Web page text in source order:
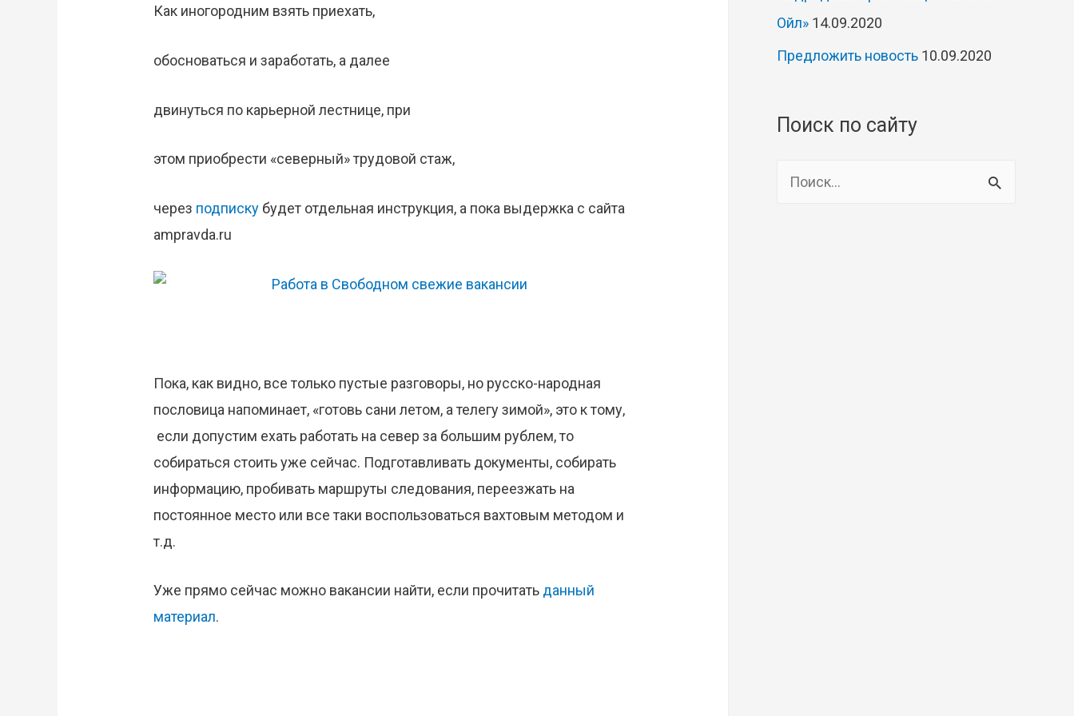
Как иногородним взять приехать,
обосноваться и заработать, а далее
двинуться по карьерной лестнице, при
этом приобрести «северный» трудовой стаж,
через подписку будет отдельная инструкция, а пока выдержка с сайта
ampravda.ru
Пока, как видно, все только пустые разговоры, но русско-народная
пословица напоминает, «готовь сани летом, а телегу зимой», это к тому,
если допустим ехать работать на север за большим рублем, то
собираться стоить уже сейчас. Подготавливать документы, собирать
информацию, пробивать маршруты следования, переезжать на
постоянное место или все таки воспользоваться вахтовым методом и
т.д.
Уже прямо сейчас можно вакансии найти, если прочитать данный
материал.
Ойл» 14.09.2020
Предложить новость 10.09.2020
Поиск по сайту